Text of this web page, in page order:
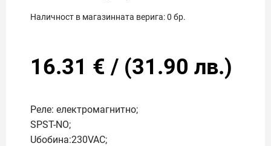
Наличност в магазинната верига:0 бр.
16.31 € / (31.90 лв.)
Реле: електромагнитно;
SPST-NO;
Uбобина:230VAC;